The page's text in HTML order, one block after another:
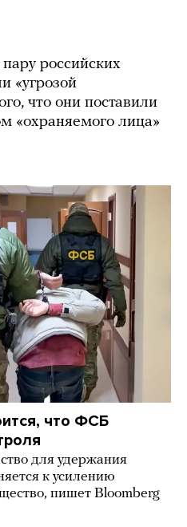
российских
«угрозой
что они поставили
«охраняемого лица»
что ФСБ
для удержания
к усилению
пишет Bloomberg